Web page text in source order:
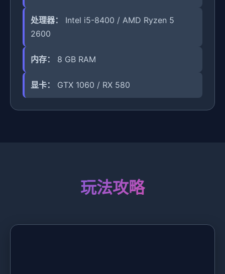
处理器：
Intel i5-8400 / AMD Ryzen 5
2600
内存： 8 GB RAM
显卡： GTX 1060 / RX 580
玩法攻略